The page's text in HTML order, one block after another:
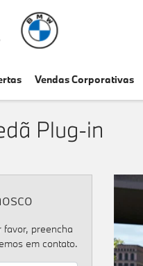
Vendas Corporativas
Plug-in
favor, preencha
em contato.